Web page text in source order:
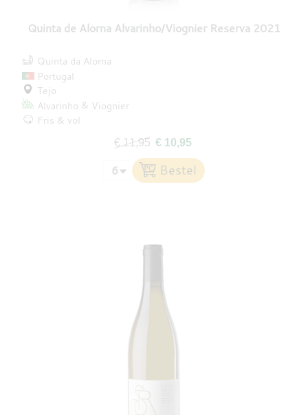
Quinta de Alorna Alvarinho/Viognier Reserva 2021
Quinta da Alorna
Portugal
Tejo
Alvarinho
Viognier
Fris & vol
€ 11,95 € 10,95